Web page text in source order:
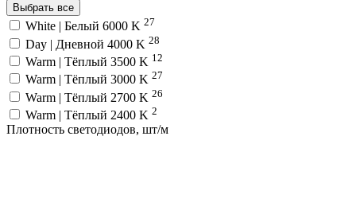
Выбрать все
White | Белый 6000 K 27
Day | Дневной 4000 K 28
Warm | Тёплый 3500 K 12
Warm | Тёплый 3000 K 27
Warm | Тёплый 2700 K 26
Warm | Тёплый 2400 K 2
Плотность светодиодов, шт/м